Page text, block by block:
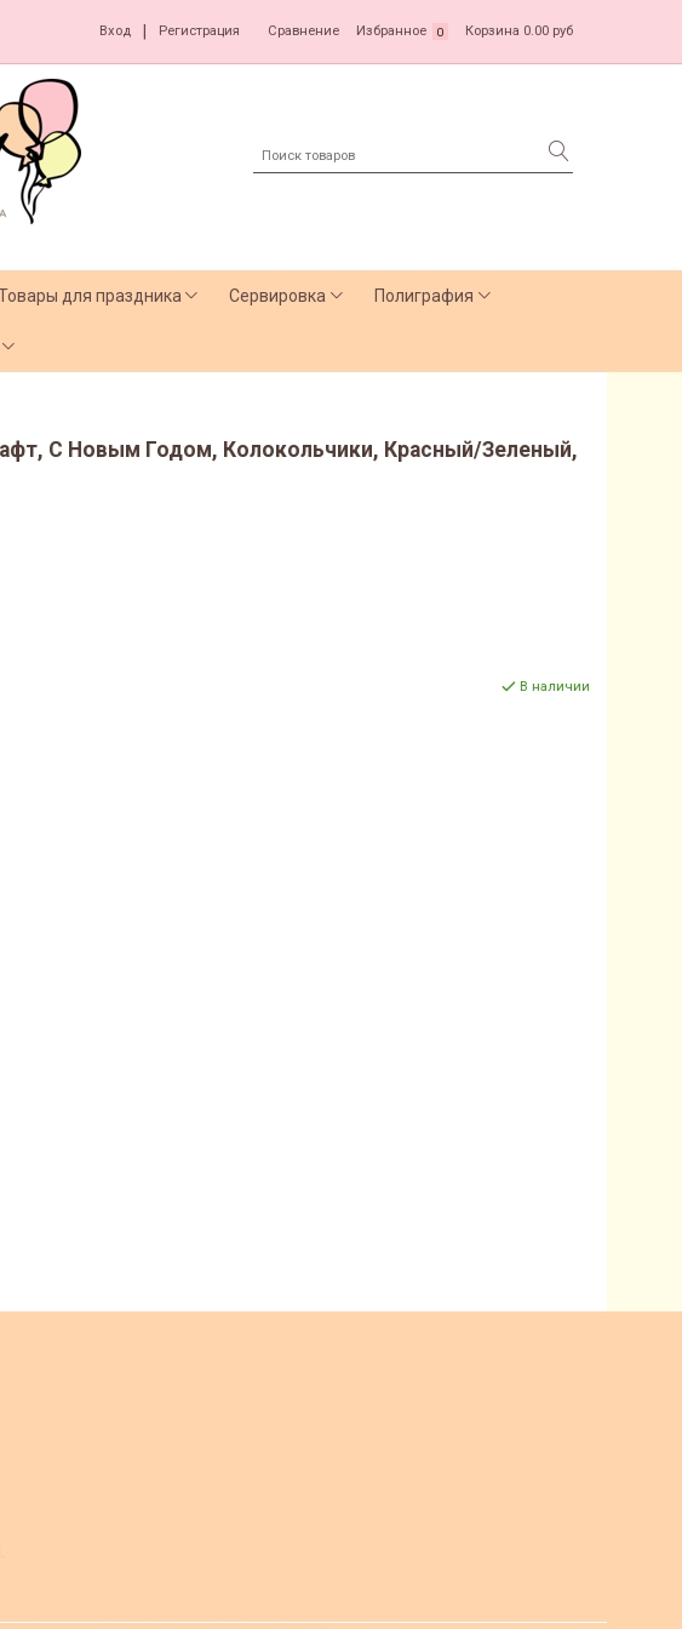
Вход Регистрация Сравнение Избранное 0 Корзина 0.00 руб
для праздника Сервировка Полиграфия
С Новым Годом, Колокольчики, Красный/Зеленый,
В наличии